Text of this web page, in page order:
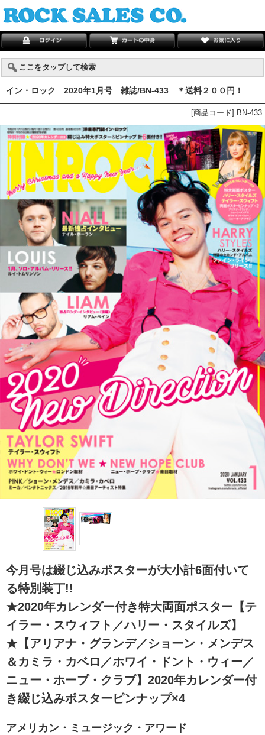
ここをタップして検索
イン・ロック 2020年1月号 雑誌/BN-433 ＊送料２００円！
[商品コード] BN-433
今月号は綴じ込みポスターが大小計6面付いて
る特別装丁!!
★2020年カレンダー付き特大両面ポスター【テ
イラー・スウィフト／ハリー・スタイルズ】
★【アリアナ・グランデ／ショーン・メンデス
＆カミラ・カベロ／ホワイ・ドント・ウィー／
ニュー・ホープ・クラブ】2020年カレンダー付
き綴じ込みポスターピンナップ×4
アメリカン・ミュージック・アワード